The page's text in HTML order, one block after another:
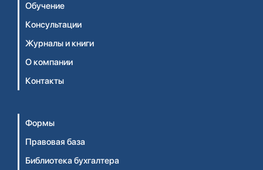
Обучение
Консультации
Журналы и книги
О компании
Контакты
Формы
Правовая база
Библиотека бухгалтера